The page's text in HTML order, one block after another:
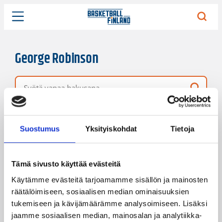
Suostumus Yksityiskohdat Tietoja
Tämä sivusto käyttää evästeitä
Käytämme evästeitä tarjoamamme sisällön ja mainosten
räätälöimiseen, sosiaalisen median ominaisuuksien
tukemiseen ja kävijämäärämme analysoimiseen. Lisäksi
jaamme sosiaalisen median, mainosalan ja analytiikka-
George Robinson
Vapaa hakusana
Järjestys
Sivukoko